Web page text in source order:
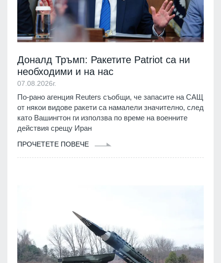
Доналд Тръмп: Ракетите Patriot са ни
необходими и на нас
07.08.2026г.
По-рано агенция Reuters съобщи, че запасите на САЩ
от някои видове ракети са намалели значително, след
като Вашингтон ги използва по време на военните
действия срещу Иран
ПРОЧЕТЕТЕ ПОВЕЧЕ